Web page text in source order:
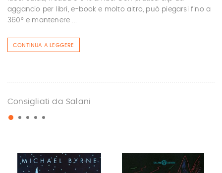
aggancio per libri, e-book e molto altro, può piegarsi fino a
360° e mantenere ...
CONTINUA A LEGGERE
Consigliati da Salani